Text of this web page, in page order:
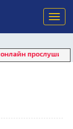
прослушивание.